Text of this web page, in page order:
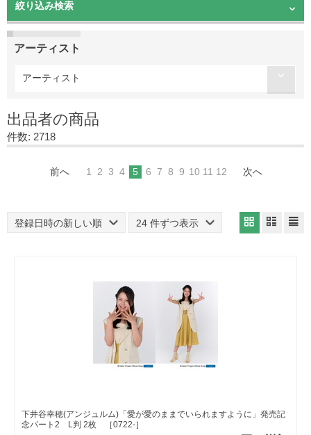
絞り込み検索
アーティスト
アーティスト
出品者の商品
件数: 2718
前へ 1 2 3 4 5 6 7 8 9 10 11 12 次へ
登録日時の新しい順 24 件ずつ表示
下井谷幸穂(アンジュルム)「愛が愛のままでいられますように」発売記
念パート2 L判 2枚 ［0722-］